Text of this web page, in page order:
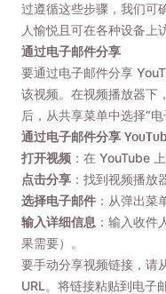
过遵循这些步骤，我们可
人愉悦且可在各种设备上
通过电子邮件分享
要通过电子邮件分享
该视频。在视频播放器下
后，从共享菜单中选择“电
通过电子邮件分享
打开视频 ：在 YouTube
点击分享 ：找到视频播放
选择电子邮件 ：从弹出菜
输入详细信息 ：输入收件
果需要）。
要手动分享视频链接，请
URL。将链接粘贴到电子